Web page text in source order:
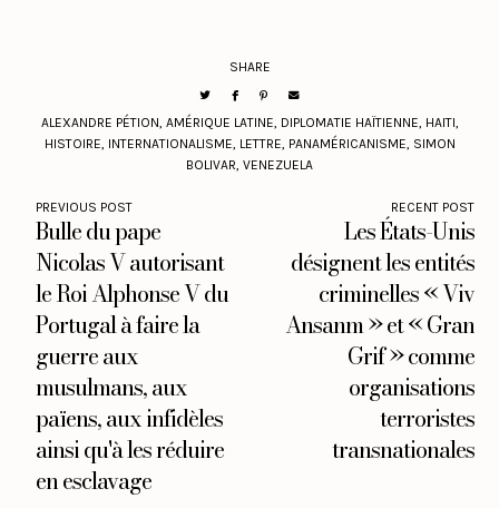
SHARE
ALEXANDRE PÉTION, AMÉRIQUE LATINE, DIPLOMATIE HAÏTIENNE, HAITI,
HISTOIRE, INTERNATIONALISME, LETTRE, PANAMÉRICANISME, SIMON
BOLIVAR, VENEZUELA
PREVIOUS POST
Bulle du pape
Nicolas V autorisant
le Roi Alphonse V du
Portugal à faire la
guerre aux
musulmans, aux
païens, aux infidèles
ainsi qu'à les réduire
en esclavage
RECENT POST
Les États-Unis
désignent les entités
criminelles « Viv
Ansanm » et « Gran
Grif » comme
organisations
terroristes
transnationales